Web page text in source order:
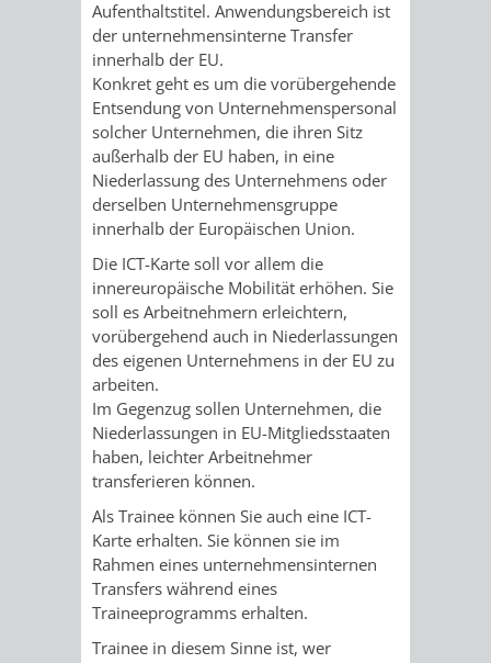
HILFE
MENSCHEN
MIT
BEHINDERUNG
MENSCHEN
MIT
DEMENZ
MIGRANTEN
/
FLÜCHTLINGE
BAUHERREN
BAUHERRENBERATUNG
GRUNDSTÜCKSWERTERMITTLUNG
DENKMALSCHUTZ
DER
UNTEREN
DENKMALSCHUTZBEHÖRDE
SATZUNGEN
IM
BEREICH
DENKMALSCHUTZ
GENEHMIGUNGSVERFAHREN
TAG
VERKAUF
BAUPLÄTZE
VERKAUF
STÄDTISCHER
HÄUSER
TAGESORDNUNG
/
SITZUNGSUNTERLAGEN
UMLEGUNGSAUSSCHUSS
BERATENDE
AUSSCHÜSSE
RATHAUS
BÜRGERMEISTER
/
DEZERNATE
AMT
FÜR
Aufenthaltstitel. Anwendungsbereich ist
der unternehmensinterne Transfer
innerhalb der EU.
Konkret geht es um die vorübergehende
Entsendung von Unternehmenspersonal
solcher Unternehmen, die ihren Sitz
außerhalb der EU haben, in eine
Niederlassung des Unternehmens oder
derselben Unternehmensgruppe
innerhalb der Europäischen Union.
Die ICT-Karte soll vor allem die
innereuropäische Mobilität erhöhen. Sie
soll es Arbeitnehmern erleichtern,
vorübergehend auch in Niederlassungen
des eigenen Unternehmens in der EU zu
arbeiten.
Im Gegenzug sollen Unternehmen, die
Niederlassungen in EU-Mitgliedsstaaten
haben, leichter Arbeitnehmer
transferieren können.
Als Trainee können Sie auch eine ICT-
Karte erhalten. Sie können sie im
Rahmen eines unternehmensinternen
Transfers während eines
Traineeprogramms erhalten.
Trainee in diesem Sinne ist, wer